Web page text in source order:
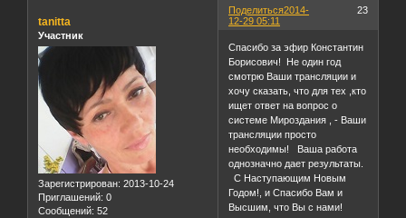
Поделиться 23
2014-
12-29 05:11
tanitta
Участник
Зарегистрирован: 2013-10-24
Приглашений: 0
Сообщений: 52
Спасибо за эфир Константин
Борисович! Не один год
смотрю Ваши трансляции и
хочу сказать, что для тех ,кто
ищет ответ на вопрос о
системе Мироздания , - Ваши
трансляции просто
необходимы! Ваша работа
однозначно дает результаты.
С Наступающим Новым
Годом!, и Спасибо Вам и
Высшим, что Вы с нами!